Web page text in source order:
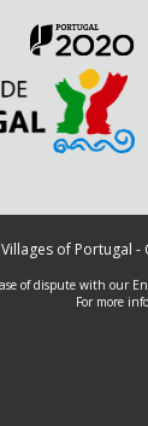
of Portugal
of dispute with our
For more